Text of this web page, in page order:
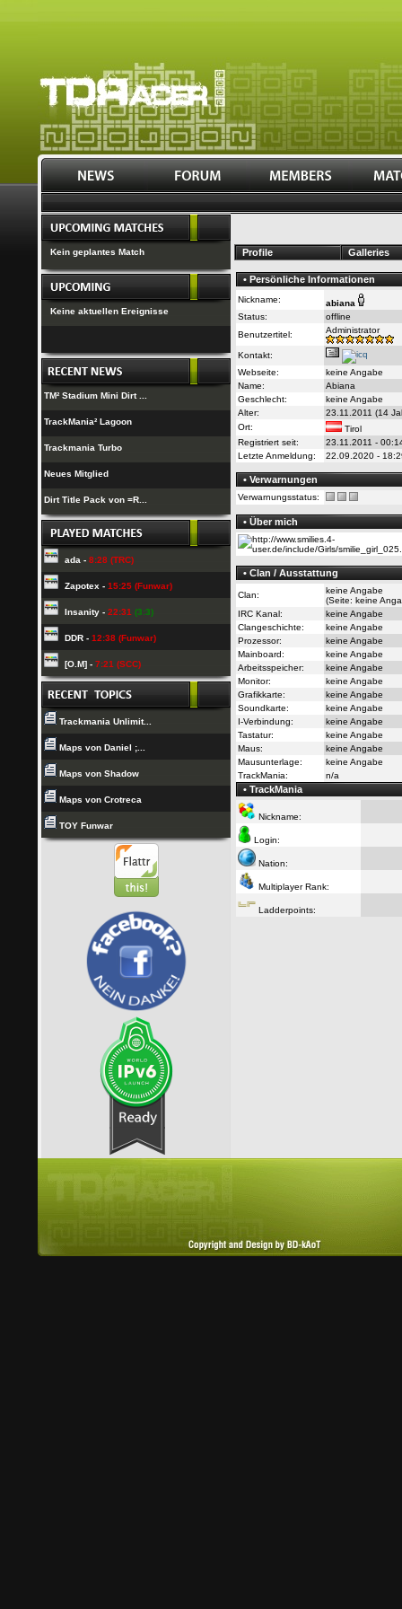
Kein geplantes Match
Keine aktuellen Ereignisse
TM² Stadium Mini Dirt ...
TrackMania² Lagoon
Trackmania Turbo
Neues Mitglied
Dirt Title Pack von =R...
ada - 8:28 (TRC)
Zapotex - 15:25 (Funwar)
Insanity - 22:31 (3:3)
DDR - 12:38 (Funwar)
[O.M] - 7:21 (SCC)
Trackmania Unlimit...
Maps von Daniel ;...
Maps von Shadow
Maps von Crotreca
TOY Funwar
Profile Galleries
• Persönliche Informationen
Nickname:
abiana
Status:
offline
Benutzertitel:
Administrator
Kontakt:
Webseite:
keine Angabe
Name:
Abiana
Geschlecht:
keine Angabe
Alter:
23.11.2011 (14
Ort:
Tirol
Registriert seit:
23.11.2011 -
Letzte Anmeldung:
22.09.2020 -
• Verwarnungen
Verwarnungsstatus:
• Über mich
• Clan / Ausstattung
Clan:
keine Angabe
(Seite: keine
IRC Kanal:
keine Angabe
Clangeschichte:
keine Angabe
Prozessor:
keine Angabe
Mainboard:
keine Angabe
Arbeitsspeicher:
keine Angabe
Monitor:
keine Angabe
Grafikkarte:
keine Angabe
Soundkarte:
keine Angabe
I-Verbindung:
keine Angabe
Tastatur:
keine Angabe
Maus:
keine Angabe
Mausunterlage:
keine Angabe
TrackMania:
n/a
• TrackMania
Nickname:
Login:
Nation:
Multiplayer Rank:
Ladderpoints: